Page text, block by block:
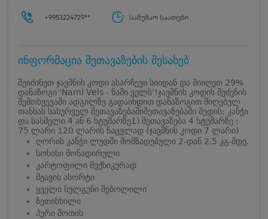
+9953224729** სამუშაო საათები
ინფორმაცია შეთავაზების შესახებ
შეიძინეთ ჯავშნის კოდი ასარჩევი სიიდან და მიიღეთ 29%
დანაზოგი 'Nami Vels - ნამი ველს'!ჯავშნის კოდის შეძენის
შემთხვევაში ადგილზე გადაიხდით დანაზოგით მიღებულ
თანხას სასურველ შეთავაზებაშიშეთავაზებაში შედის: კანჭი
და სასმელი 4 ან 6 სტუმარზე1) შეთავაზება 4 სტუმარზე :
75 ლარი 120 ლარის ნაცვლად (ჯავშნის კოდი 7 ლარი)
ღორის კანჭი ლუდში მომზადებული 2-დან 2,5 კგ-მდე.
სოსისი მონადირული
კარტოფილი მექსიკურად
მჟავის ასორტი
ყველი სულგუნი შებოლილი
ზეთისხილი
პური შოთის